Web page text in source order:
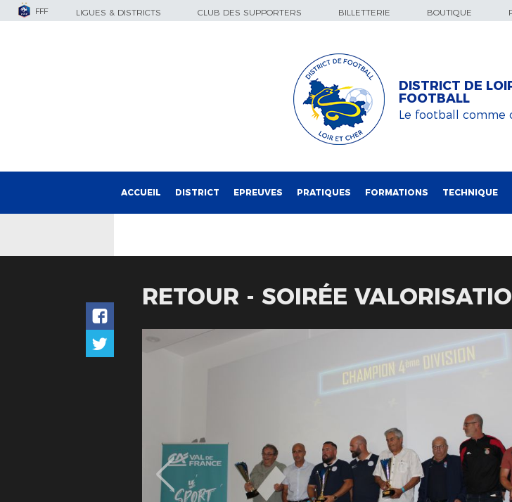
FFF LIGUES & DISTRICTS CLUB DES SUPPORTERS BILLETTERIE BOUTIQUE
DISTRICT DE
FOOTBALL
Le football comme
ACCUEIL DISTRICT EPREUVES PRATIQUES FORMATIONS TECHNIQUE
RETOUR - SOIRÉE